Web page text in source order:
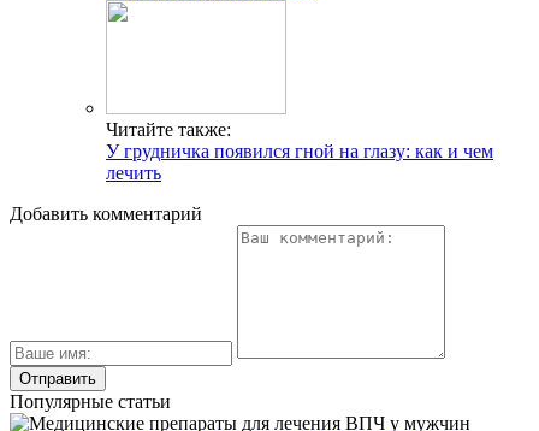
Читайте также:
У грудничка появился гной на глазу: как и чем
лечить
Добавить комментарий
Популярные статьи